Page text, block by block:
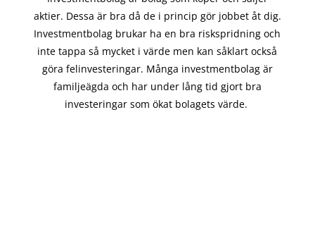
aktier. Dessa är bra då de i princip görjobbet åt dig.
Investmentbolag brukar ha en bra riskspridning och
inte tappa så mycket i värde men kan såklart också
göra felinvesteringar. Många investmentbolag är
familjeägda och har under lång tid gjort bra
investeringar som ökat bolagets värde.